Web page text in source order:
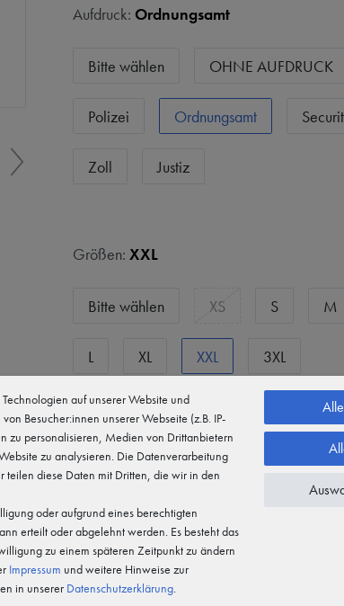
Aufdruck: Ordnungsamt
Bitte wählen OHNE AUFDRUCK
Polizei Ordnungsamt
Zoll Justiz
Größen: XXL
Bitte wählen XS S M
L XL XXL 3XL
auf unserer Website und
Besucher:innen unserer Webseite (z.B. IP-
zu personalisieren, Medien von Drittanbietern
zu analysieren. Die Datenverarbeitung
teilen diese Daten mit Dritten, die wir in den
oder aufgrund eines berechtigten
erteilt oder abgelehnt werden. Es besteht das
zu einem späteren Zeitpunkt zu ändern
Impressum und weitere Hinweise zur
in unserer Daten­schutz­erklärung.